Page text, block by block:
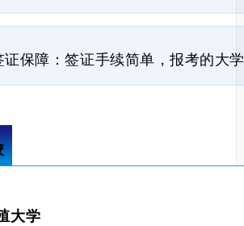
证保障：签证手续简单，报考的大
大学